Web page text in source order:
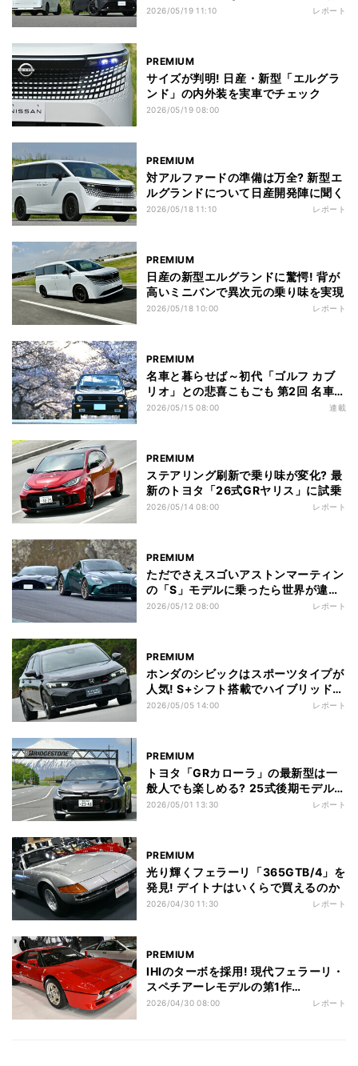
2026/05/19 11:10 レポート
PREMIUM
サイズが判明! 日産・新型「エルグラ
ンド」の内外装を実車でチェック
2026/05/19 08:00
PREMIUM
対アルファードの準備は万全? 新型エ
ルグランドについて日産開発陣に聞く
2026/05/18 11:10 レポート
PREMIUM
日産の新型エルグランドに驚愕! 背が
高いミニバンで異次元の乗り味を実現
2026/05/18 10:00 レポート
PREMIUM
名車と暮らせば～初代「ゴルフ カブ
リオ」との悲喜こもごも 第2回 名車に
乗るにはいくらかかる? 初代ゴルフカ
2026/05/15 08:00 連載
PREMIUM
ステアリング刷新で乗り味が変化? 最
新のトヨタ「26式GRヤリス」に試乗
2026/05/14 08:00 レポート
PREMIUM
ただでさえスゴいアストンマーティン
の「S」モデルに乗ったら世界が違っ
て見えた
2026/05/12 08:00 レポート
PREMIUM
ホンダのシビックはスポーツタイプが
人気! S+シフト搭載でハイブリッド挽
回なるか?
2026/05/05 14:00 レポート
PREMIUM
トヨタ「GRカローラ」の最新型は一
般人でも楽しめる? 25式後期モデルに
試乗
2026/05/01 13:30 レポート
PREMIUM
光り輝くフェラーリ「365GTB/4」を
発見! デイトナはいくらで買えるのか
2026/04/30 11:30 レポート
PREMIUM
IHIのターボを採用! 現代フェラーリ・
スペチアーレモデルの第1作
「288GTO」
2026/04/30 08:00 レポート